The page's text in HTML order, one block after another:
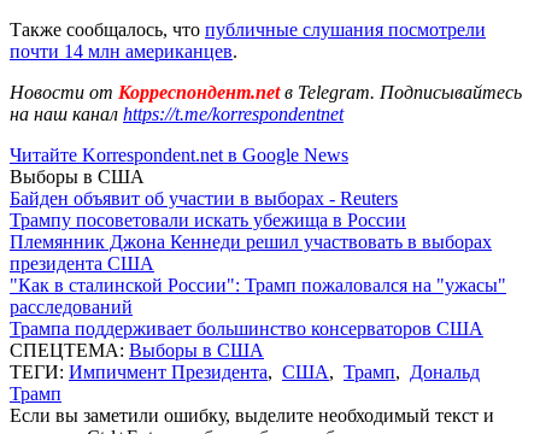
Также сообщалось, что публичные слушания посмотрели
почти 14 млн американцев.
Новости от Корреспондент.netв Telegram. Подписывайтесь
на наш канал https://t.me/korrespondentnet
Читайте Korrespondent.net в Google News
Выборы в США
Байден объявит об участии в выборах - Reuters
Трампу посоветовали искать убежища в России
Племянник Джона Кеннеди решил участвовать в выборах
президента США
"Как в сталинской России": Трамп пожаловался на "ужасы"
расследований
Трампа поддерживает большинство консерваторов США
СПЕЦТЕМА: Выборы в США
ТЕГИ: Импичмент Президента, США, Трамп, Дональд
Трамп
Если вы заметили ошибку, выделите необходимый текст и